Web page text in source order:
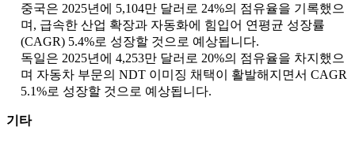
중국은 2025년에 5,104만 달러로 24%의 점유율을 기록했으
며, 급속한 산업 확장과 자동화에 힘입어 연평균 성장률
(CAGR) 5.4%로 성장할 것으로 예상됩니다.
독일은 2025년에 4,253만 달러로 20%의 점유율을 차지했으
며 자동차 부문의 NDT 이미징 채택이 활발해지면서 CAGR
5.1%로 성장할 것으로 예상됩니다.
기타